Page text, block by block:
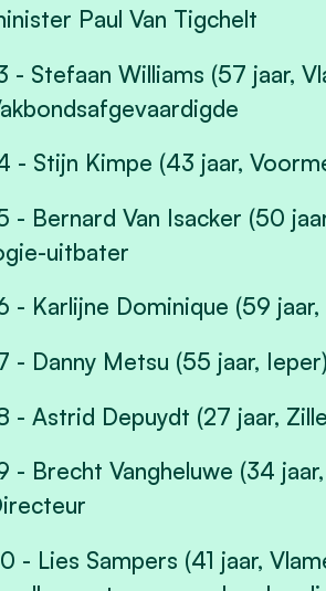
Paul Van Tigchelt
- Stefaan Williams (57 jaar,
- Stijn Kimpe (43 jaar,
- Bernard Van Isacker (50
uitbater
- Karlijne Dominique (59
- Danny Metsu (55 jaar,
- Astrid Depuydt (27 jaar,
- Brecht Vangheluwe (34
- Lies Sampers (41 jaar,